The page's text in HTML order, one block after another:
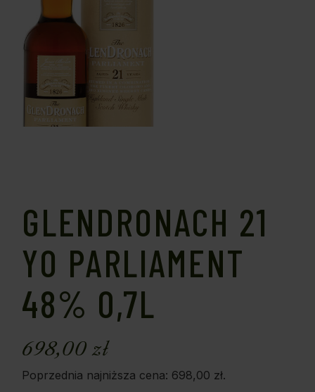
GLENDRONACH 21
YO PARLIAMENT
48% 0,7L
698,00zł
Poprzednia najniższa cena: 698,00 zł.